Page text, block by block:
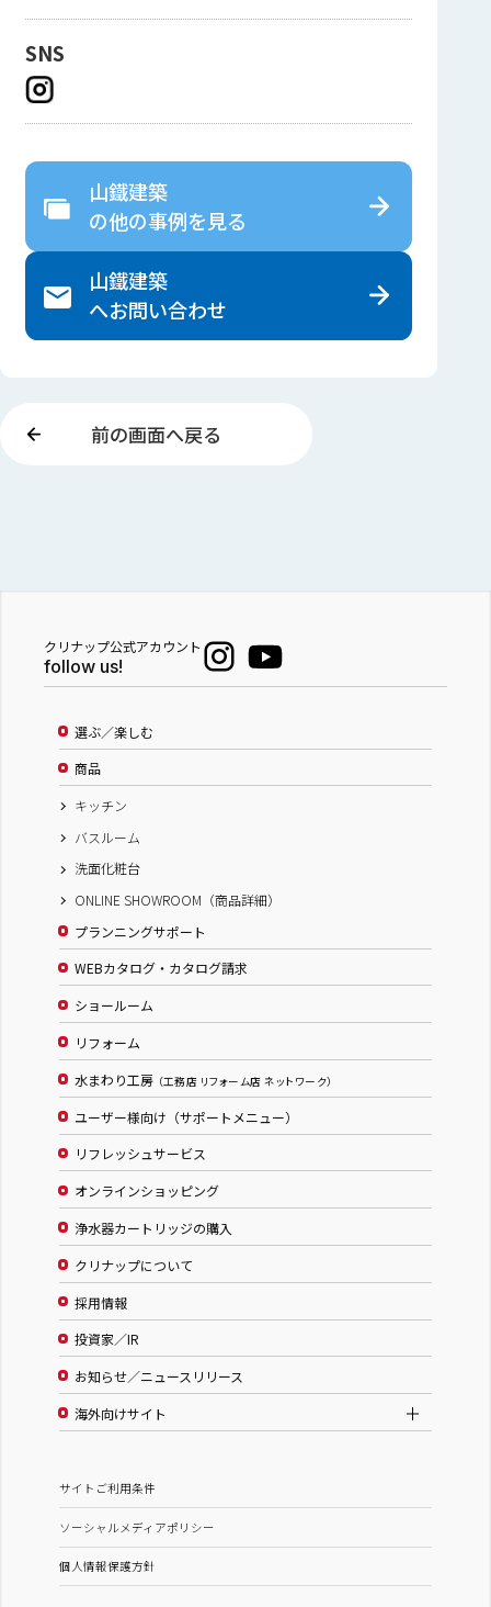
SNS
山鐵建築
の他の事例を見る
山鐵建築
へお問い合わせ
前の画面へ戻る
クリナップ公式アカウント
follow us!
選ぶ／楽しむ
商品
キッチン
バスルーム
洗面化粧台
ONLINE SHOWROOM（商品詳細）
プランニングサポート
WEBカタログ・カタログ請求
ショールーム
リフォーム
水まわり工房 （工務店 リフォーム店 ネットワーク）
ユーザー様向け（サポートメニュー）
リフレッシュサービス
オンラインショッピング
浄水器カートリッジの購入
クリナップについて
採用情報
投資家／IR
お知らせ／ニュースリリース
海外向けサイト
サイトご利用条件
ソーシャルメディアポリシー
個人情報保護方針